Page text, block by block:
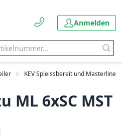
Anmelden
KEV Spleissbereit und Masterline
ML 6xSC MST